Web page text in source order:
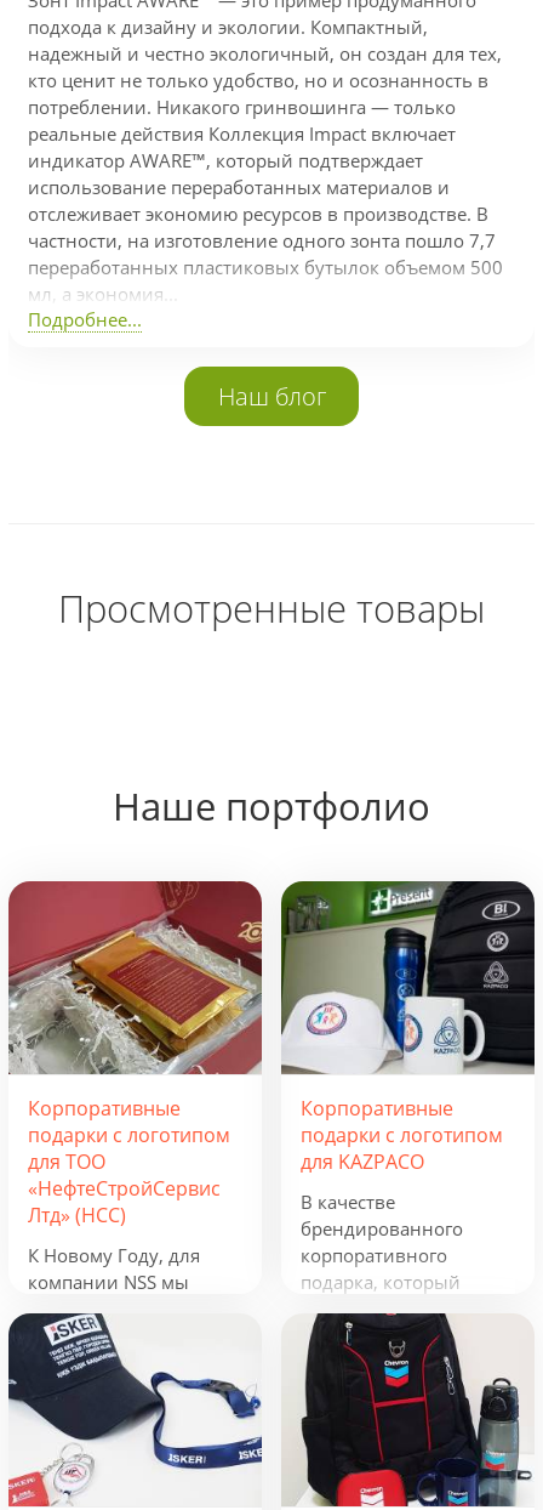
подхода к дизайну и экологии. Компактный,
надежный и честно экологичный, он создан для тех,
кто ценит не только удобство, но и осознанность в
потреблении. Никакого гринвошинга — только
реальные действия Коллекция Impact включает
индикатор AWARE™, который подтверждает
использование переработанных материалов и
отслеживает экономию ресурсов в производстве. В
частности, на изготовление одного зонта пошло 7,7
переработанных пластиковых бутылок объемом 500
мл, а экономия...
Подробнее...
Наш блог
Просмотренные товары
Наше портфолио
Корпоративные
подарки с логотипом
для ТОО
«НефтеСтройСервис
Лтд» (НСС)
К Новому Году, для
компании NSS мы
разработали
креативную подборку
из наборов «Кофеист»,
«Christmas Sky» и
«Adora». Вглядываться
в черное, как смоль,
зимнее небо и
подмигивать в ответ
Корпоративные
подарки с логотипом
для KAZPACO
В качестве
брендированного
корпоративного
подарка, который
можно использовать в
течение всего года, мы
предложили набор из
рюкзака, фонарика,
термокружки и
беспроводного
зарядного устройства.
Эти сувениры с